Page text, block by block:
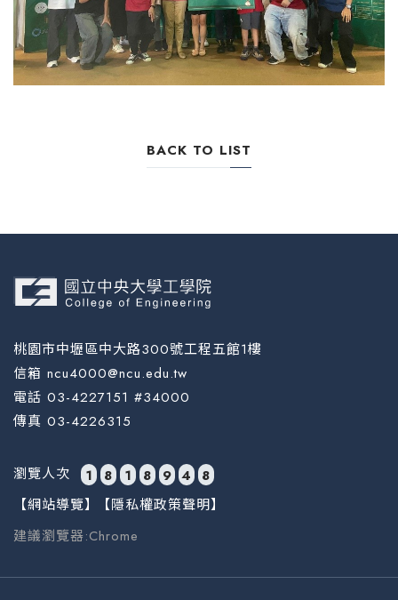
BACK TO LIST
桃園市中壢區中大路300號工程五館1樓
信箱 ncu4000@ncu.edu.tw
電話 03-4227151 #34000
傳真 03-4226315
瀏覽人次 1 8 1 8 9 4
8
【網站導覽】
【隱私權政策聲明】
建議瀏覽器:Chrome